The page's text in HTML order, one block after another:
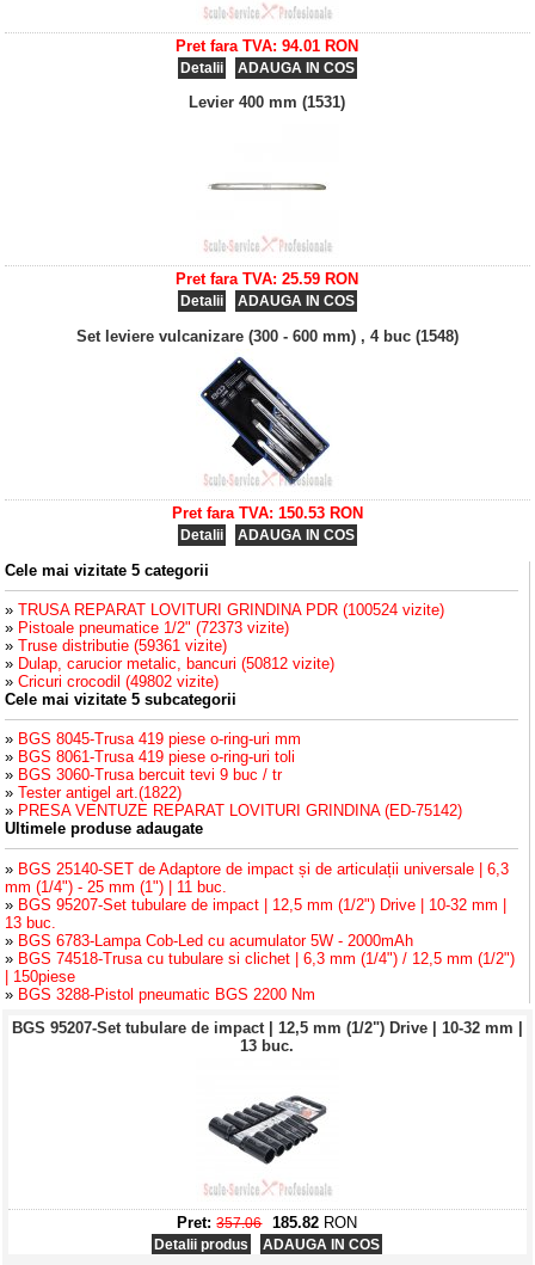
Pret fara TVA: 94.01 RON
Detalii ADAUGA IN COS
Levier 400 mm (1531)
Pret fara TVA: 25.59 RON
Detalii ADAUGA IN COS
Set leviere vulcanizare (300 - 600 mm) , 4 buc (1548)
Pret fara TVA: 150.53 RON
Detalii ADAUGA IN COS
Cele mai vizitate 5 categorii
»TRUSA REPARAT LOVITURI GRINDINA PDR (100524 vizite)
» Pistoale pneumatice 1/2" (72373 vizite)
»Truse distributie (59361 vizite)
» Dulap, carucior metalic, bancuri (50812 vizite)
»Cricuri crocodil (49802 vizite)
Cele mai vizitate 5 subcategorii
» BGS 8045-Trusa 419 piese o-ring-uri mm
» BGS 8061-Trusa 419 piese o-ring-uri toli
» BGS 3060-Trusa bercuit tevi 9 buc / tr
»Tester antigel art.(1822)
» PRESA VENTUZE REPARAT LOVITURI GRINDINA (ED-75142)
Ultimele produse adaugate
» BGS 25140-SET de Adaptore de impact și de articulații universale | 6,3
mm (1/4") - 25 mm (1") | 11 buc.
» BGS 95207-Set tubulare de impact | 12,5 mm (1/2") Drive | 10-32 mm |
13 buc.
» BGS 6783-Lampa Cob-Led cu acumulator 5W - 2000mAh
» BGS 74518-Trusa cu tubulare si clichet | 6,3 mm (1/4") / 12,5 mm (1/2")
| 150piese
» BGS 3288-Pistol pneumatic BGS 2200 Nm
BGS 95207-Set tubulare de impact | 12,5 mm (1/2") Drive | 10-32 mm |
13 buc.
Pret: 357.06 185.82 RON
Detalii produs ADAUGA IN COS